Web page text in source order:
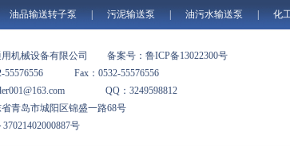
油品输送转子泵 污泥输送泵 油污水输送泵 化
用机械设备有限公司 备案号：鲁ICP备13022300号
55576556 Fax：0532-55576556
QQ：3249598812
青岛市城阳区锦盛一路68号
号